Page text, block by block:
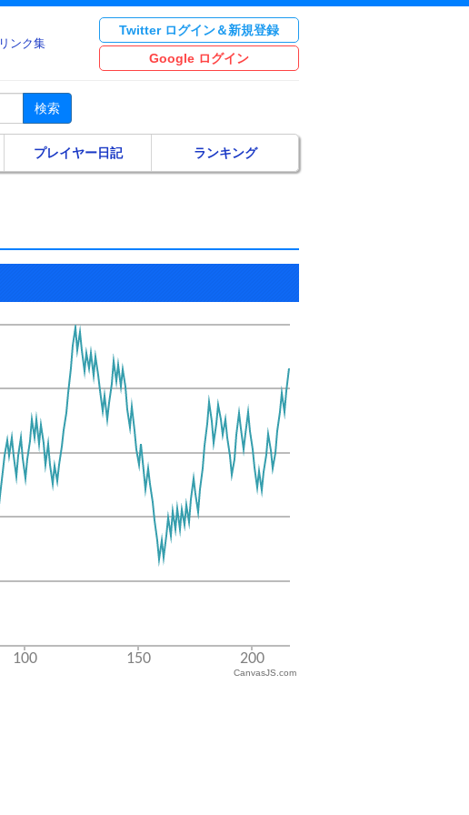
リンク集
Twitter ログイン＆新規登録
Google ログイン
検索
プレイヤー日記 ランキング
CanvasJS.com